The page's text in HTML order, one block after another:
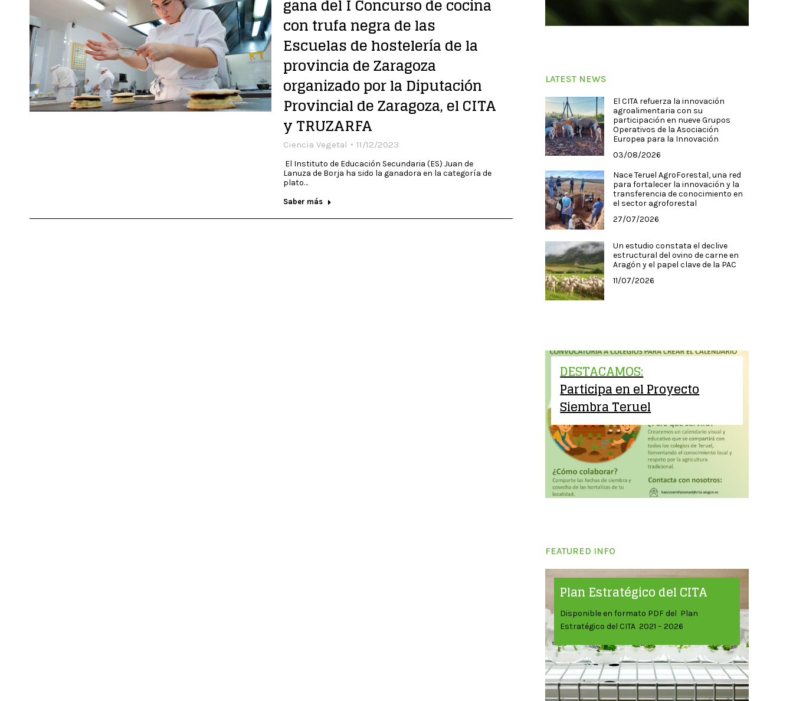
gana del I Concurso de cocina
con trufa negra de las
Escuelas de hostelería de la
provincia de Zaragoza
organizado por la Diputación
Provincial de Zaragoza, el CITA
y TRUZARFA
Ciencia Vegetal 11/12/2023
El Instituto de Educación Secundaria (ES) Juan de
Lanuza de Borja ha sido la ganadora en la categoría de
plato…
Saber más
LATEST NEWS
El CITA refuerza la innovación
agroalimentaria con su
participación en nueve Grupos
Operativos de la Asociación
Europea para la Innovación
03/08/2026
Nace Teruel AgroForestal, una red
para fortalecer la innovación y la
transferencia de conocimiento en
el sector agroforestal
27/07/2026
Un estudio constata el declive
estructural del ovino de carne en
Aragón y el papel clave de la PAC
11/07/2026
DESTACAMOS:
Participa en el Proyecto
Siembra Teruel
FEATURED INFO
Plan Estratégico del CITA
Disponible en formato PDF del Plan
Estratégico del CITA 2021 – 2026